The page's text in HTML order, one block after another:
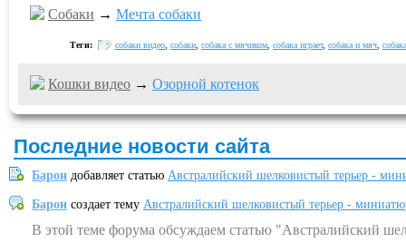
Собаки → Мечта собаки
Теги: собаки видео собаки собака с мячиком собака играет, собака и мяч собака
Кошки видео → Озорной котенок
Последние новости сайта
Барон добавляет статью Австралийский шелковистый терьер -
Барон создает тему Австралийский шелковистый терьер -
В этой теме форума обсуждаем статью "Австралийский